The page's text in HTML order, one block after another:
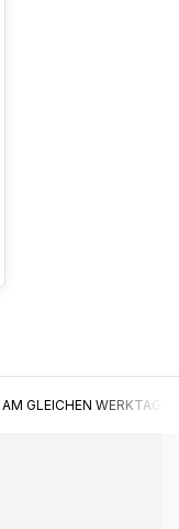
GLEICHEN WERKTAG*